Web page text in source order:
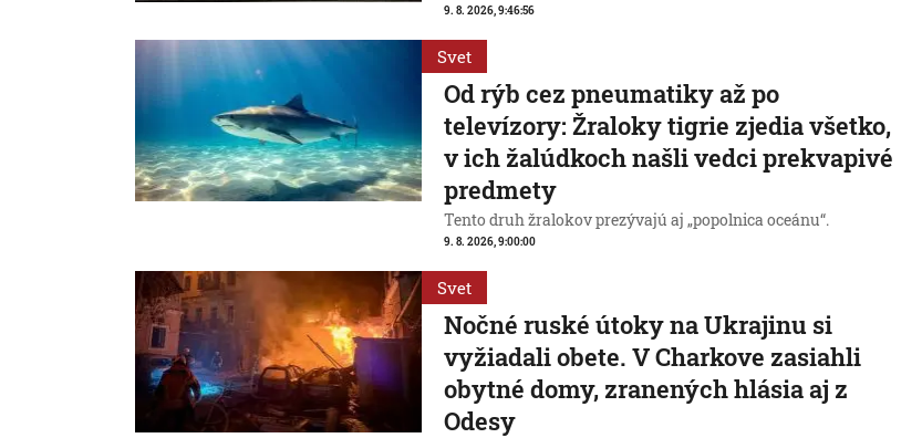
9. 8. 2026, 9:46:56
Svet
Od rýb cez pneumatiky až po
televízory: Žraloky tigrie zjedia všetko,
v ich žalúdkoch našli vedci prekvapivé
predmety
Tento druh žralokov prezývajú aj „popolnica oceánu“.
9. 8. 2026, 9:00:00
Svet
Nočné ruské útoky na Ukrajinu si
vyžiadali obete. V Charkove zasiahli
obytné domy, zranených hlásia aj z
Odesy